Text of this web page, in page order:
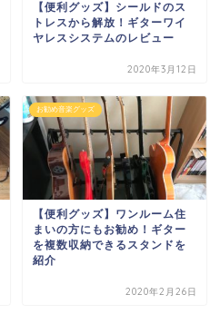
【便利グッズ】シールドのス
トレスから解放！ギターワイ
ヤレスシステムのレビュー
2020年3月12日
お勧め音楽グッズ
【便利グッズ】ワンルーム住
まいの方にもお勧め！ギター
を複数収納できるスタンドを
紹介
2020年2月26日